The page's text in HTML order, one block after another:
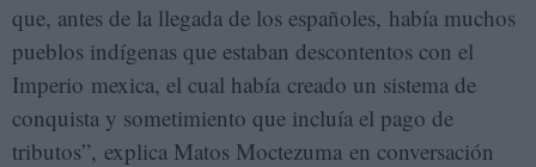
que, antes de la llegada de los españoles, había muchos
pueblos indígenas que estaban descontentos con el
Imperio mexica, el cual había creado un sistema de
conquista y sometimiento que incluía el pago de
tributos”, explica Matos Moctezuma en conversación